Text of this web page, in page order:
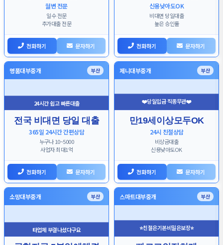
월변 전문
일수 전문
추가대출 전문
전화하기 문자하기
신용낮아도OK
비대면 당일대출
높은 승인률
전화하기 문자하기
명품대부중개 부산
24시간 쉽고 빠른대출
전국 비대면 당일 대출
365일 24시간 간편상담
누구나 10~5000
사업자 최대1억
전화하기 문자하기
제니대부중개 부산
❤️당일입금 직종무관❤️
만19세이상모두OK
24시 친절상담
비상금대출
신용낮아도OK
전화하기 문자하기
소망대부중개 부산
타업체 부결나셨다구요
스마트대부중개 부산
⭐친절은기본비밀은보장⭐